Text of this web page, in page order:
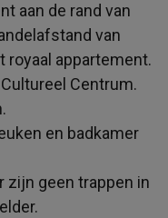
aan de rand van
van
royaal appartement.
Centrum.
en badkamer
zijn geen trappen in